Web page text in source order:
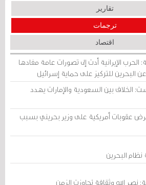
تقارير
ترجمات
اقتصاد
الحرب الإيرانية أدت إلى تصورات عامة مفادها
البحرين للتركيز على حماية إسرائيل
الخلاف بين السعودية والإمارات يهدد
عقوبات أمريكية على وزير بحريني بسبب
البحرين
الله وثقافة تجاوزت الزمن